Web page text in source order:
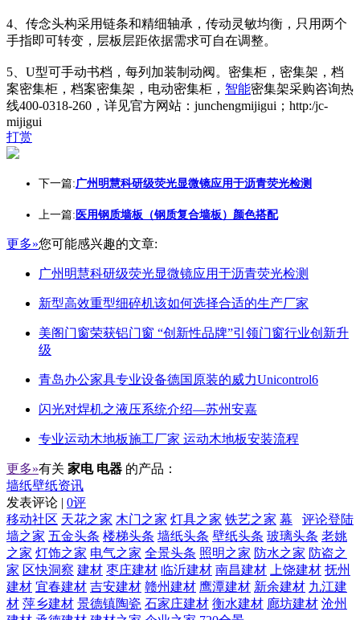
4、传念头构采用链条和精细轴承，传动灵敏均衡，只用两个
手指即可转变，层板层距依据需求可自在调整。
5、U型可手动书档，每列加装制动阀。密集柜，密集架，档
案密集柜，档案密集架，电动密集柜， 智能密集架采购咨询热
线400-0318-260，详见官方网站：junchengmijigui；http:/jc-
mijigui
打赏
下一篇:广州明慧科研级荧光显微镜应用于沥青荧光检测
上一篇: 医用钢质墙板（钢质复合墙板）颜色搭配
更多»您可能感兴趣的文章:
广州明慧科研级荧光显微镜应用于沥青荧光检测
新型高效重型细碎机该如何选择合适的生产厂家
美阁门窗荣获铝门窗 “创新性品牌”引领门窗行业创新升
级
青岛办公家具专业设备德国原装的威力Unicontrol6
闪光对焊机之液压系统介绍—苏州安嘉
专业运动木地板施工厂家 运动木地板安装流程
更多»有关 家电 电器 的产品：
墙纸壁纸资讯
发表评论 | 0评
评论登陆
移动社区 天花之家 木门之家 灯具之家 铁艺之家 幕
墙之家 五金头条 楼梯头条 墙纸头条 壁纸头条 玻璃头条 老姚
之家 灯饰之家 电气之家 全景头条 照明之家 防水之家 防盗之
家 区快洞察 建材 枣庄建材 临沂建材 南昌建材 上饶建材 抚州
建材 宜春建材 吉安建材 赣州建材 鹰潭建材 新余建材 九江建
材 萍乡建材 景德镇陶瓷 石家庄建材 衡水建材 廊坊建材 沧州